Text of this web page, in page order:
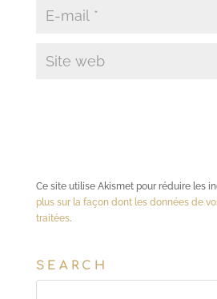
Ce site utilise Akismet pour réduire les
plus sur la façon dont les données de
traitées.
SEARCH